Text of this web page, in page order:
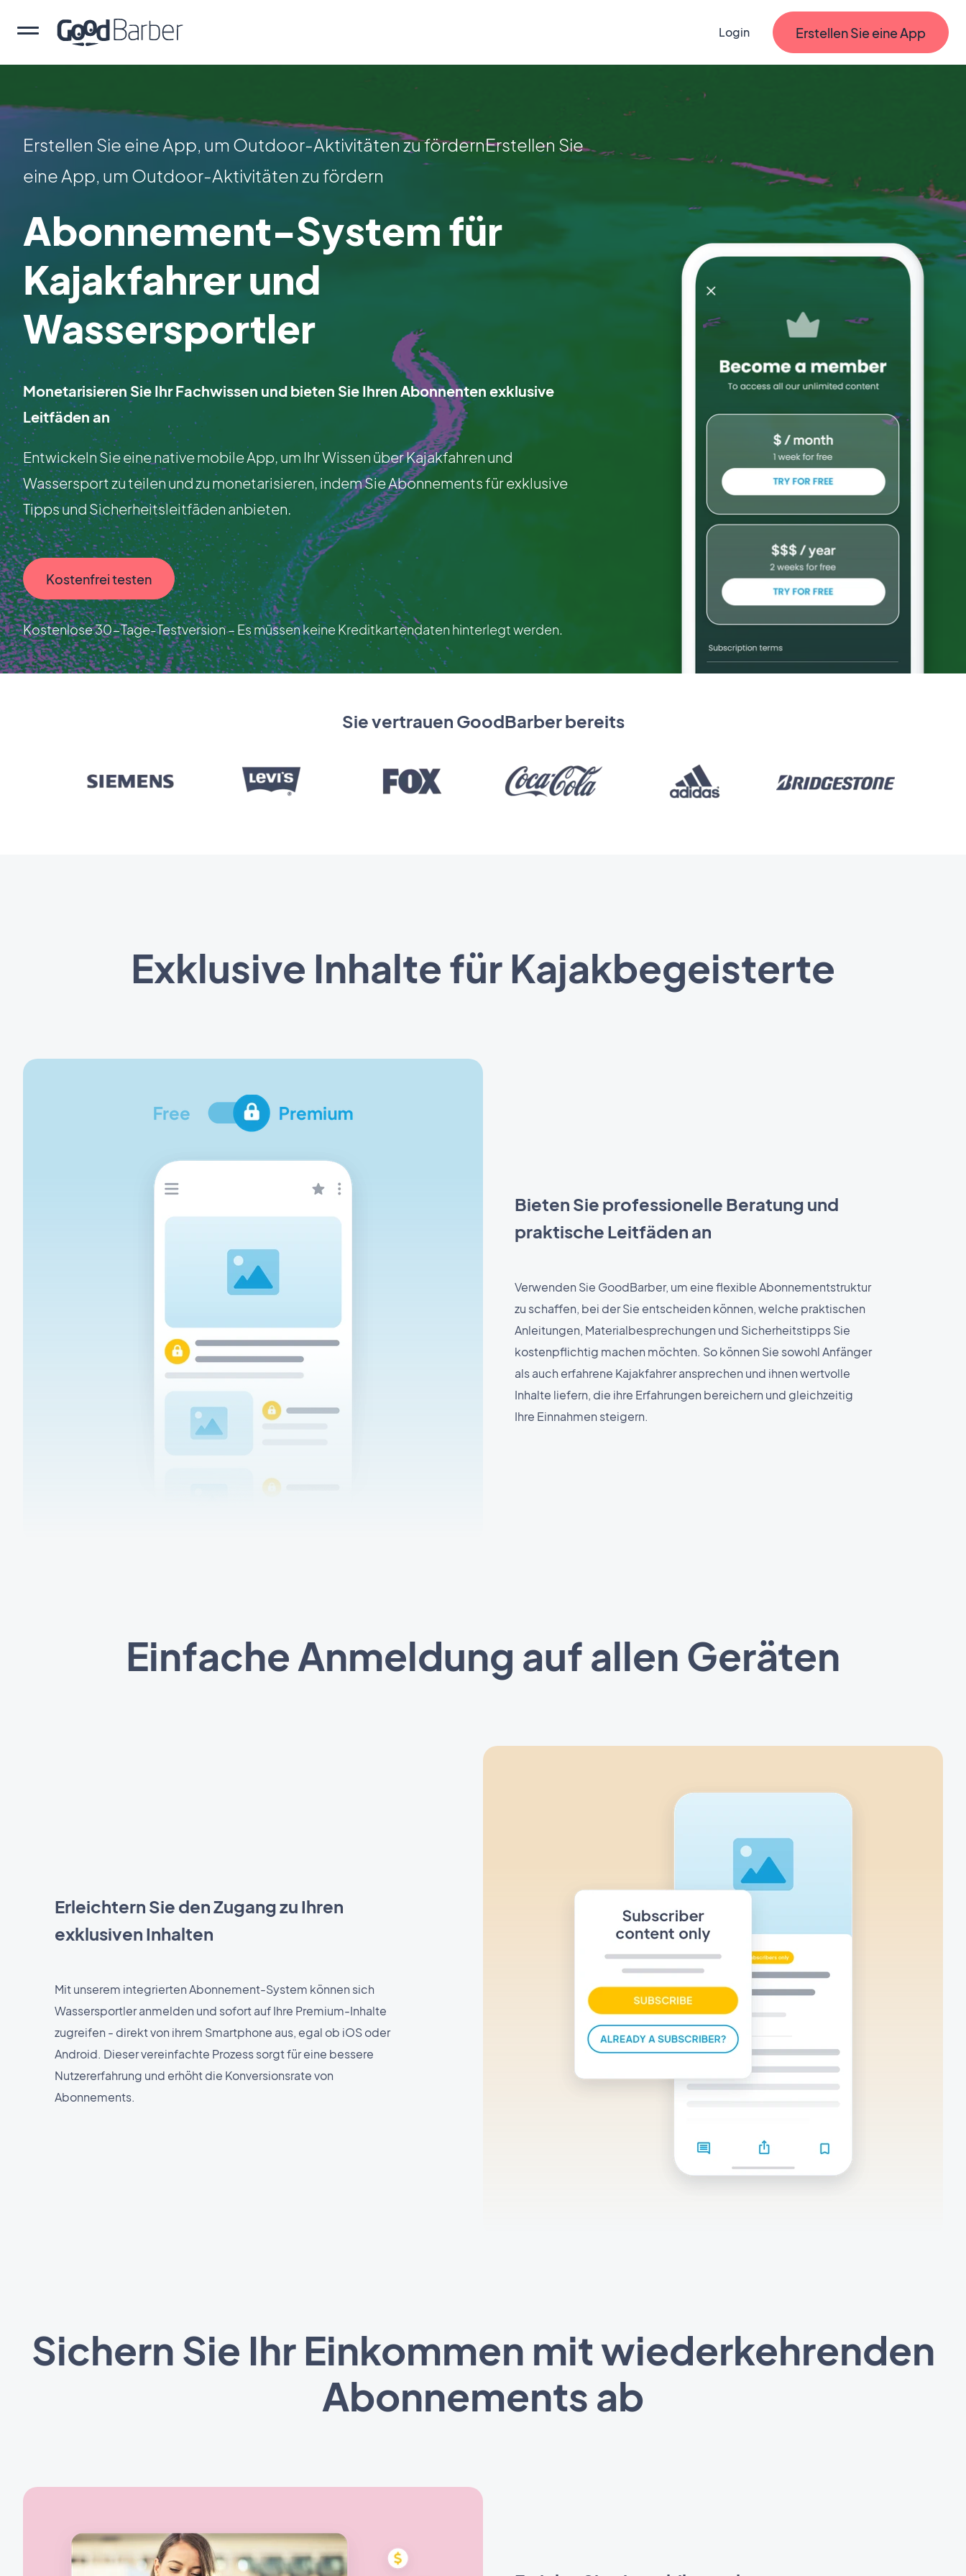
Login Erstellen Sie eine App
Erstellen Sie eine App, um Outdoor-Aktivitäten zu fördernErstellen Sie
eine App, um Outdoor-Aktivitäten zu fördern
Abonnement-System für
Kajakfahrer und
Wassersportler
Monetarisieren Sie Ihr Fachwissen und bieten Sie Ihren Abonnenten exklusive
Leitfäden an
Entwickeln Sie eine native mobile App, um Ihr Wissen über Kajakfahren und
Wassersport zu teilen und zu monetarisieren, indem Sie Abonnements für exklusive
Tipps und Sicherheitsleitfäden anbieten.
Kostenfrei testen
Kostenlose 30-Tage-Testversion – Es müssen keine Kreditkartendaten hinterlegt werden.
Sie vertrauen GoodBarber bereits
Exklusive Inhalte für Kajakbegeisterte
Bieten Sie professionelle Beratung und
praktische Leitfäden an
Verwenden Sie GoodBarber, um eine flexible Abonnementstruktur
zu schaffen, bei der Sie entscheiden können, welche praktischen
Anleitungen, Materialbesprechungen und Sicherheitstipps Sie
kostenpflichtig machen möchten. So können Sie sowohl Anfänger
als auch erfahrene Kajakfahrer ansprechen und ihnen wertvolle
Inhalte liefern, die ihre Erfahrungen bereichern und gleichzeitig
Ihre Einnahmen steigern.
Einfache Anmeldung auf allen Geräten
Erleichtern Sie den Zugang zu Ihren
exklusiven Inhalten
Mit unserem integrierten Abonnement-System können sich
Wassersportler anmelden und sofort auf Ihre Premium-Inhalte
zugreifen - direkt von ihrem Smartphone aus, egal ob iOS oder
Android. Dieser vereinfachte Prozess sorgt für eine bessere
Nutzererfahrung und erhöht die Konversionsrate von
Abonnements.
Sichern Sie Ihr Einkommen mit wiederkehrenden
Abonnements ab